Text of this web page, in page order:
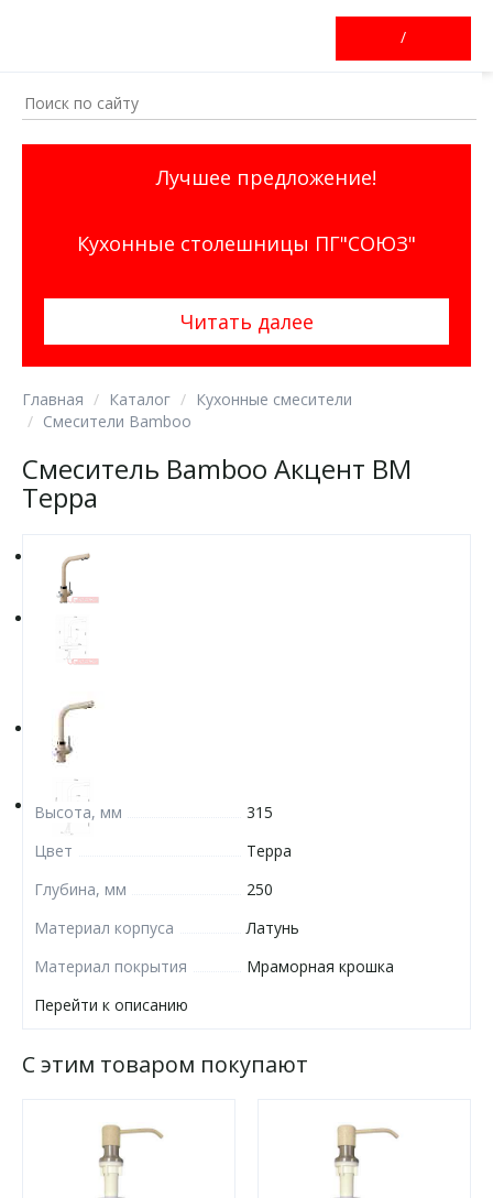
/
Лучшее предложение!
Кухонные столешницы ПГ"СОЮЗ"
Читать далее
Главная Каталог
Кухонные смесители
Смесители Bamboo
Смеситель Bamboo Акцент ВМ
Терра
Высота, мм
315
Цвет
Терра
Глубина, мм
250
Материал корпуса
Латунь
Материал покрытия
Мраморная крошка
Перейти к описанию
С этим товаром покупают